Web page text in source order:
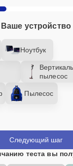
устройство
Ноутбук
пылесос
Пылесос
Следующий шаг
теста вы